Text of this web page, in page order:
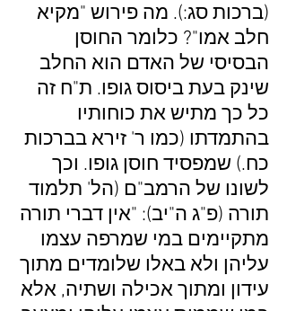
(ברכות סג:). מה פירוש "מקיא
חלב אמו"? כלומר החוסן
הבסיסי של האדם הוא החלב
שינק בעת ביסוס גופו. ת"ח זה
כל כך מתיש את כוחותיו
בהתמדתו (כמו ר' זירא בברכות
כח.) שמפסיד חוסן גופו. וכך
לשונו של הרמב"ם (הל' תלמוד
תורה (פ"ג ה"יב): "אין דברי תורה
מתקיימים במי שמרפה עצמו
עליהן ולא באלו שלומדים מתוך
עידון ומתוך אכילה ושתיה, אלא